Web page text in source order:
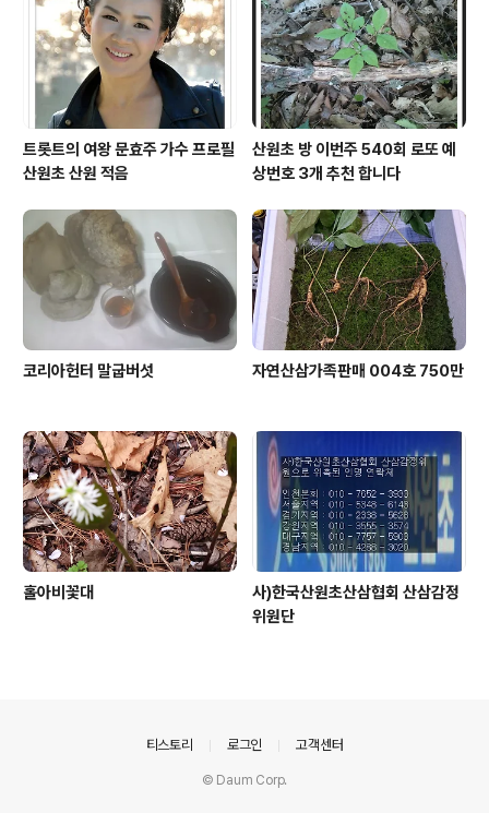
트롯트의 여왕 문효주 가수 프로필
산원초 산원 적음
산원초 방 이번주 540회 로또 예
상번호 3개 추천 합니다
코리아헌터 말굽버섯 자연산삼가족판매 004호 750만
홀아비꽃대
사)한국산원초산삼협회 산삼감정
위원단
티스토리 로그인 고객센터
© Daum Corp.